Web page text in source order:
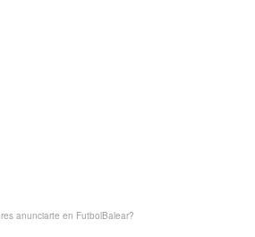
anunciarte en FutbolBalear?